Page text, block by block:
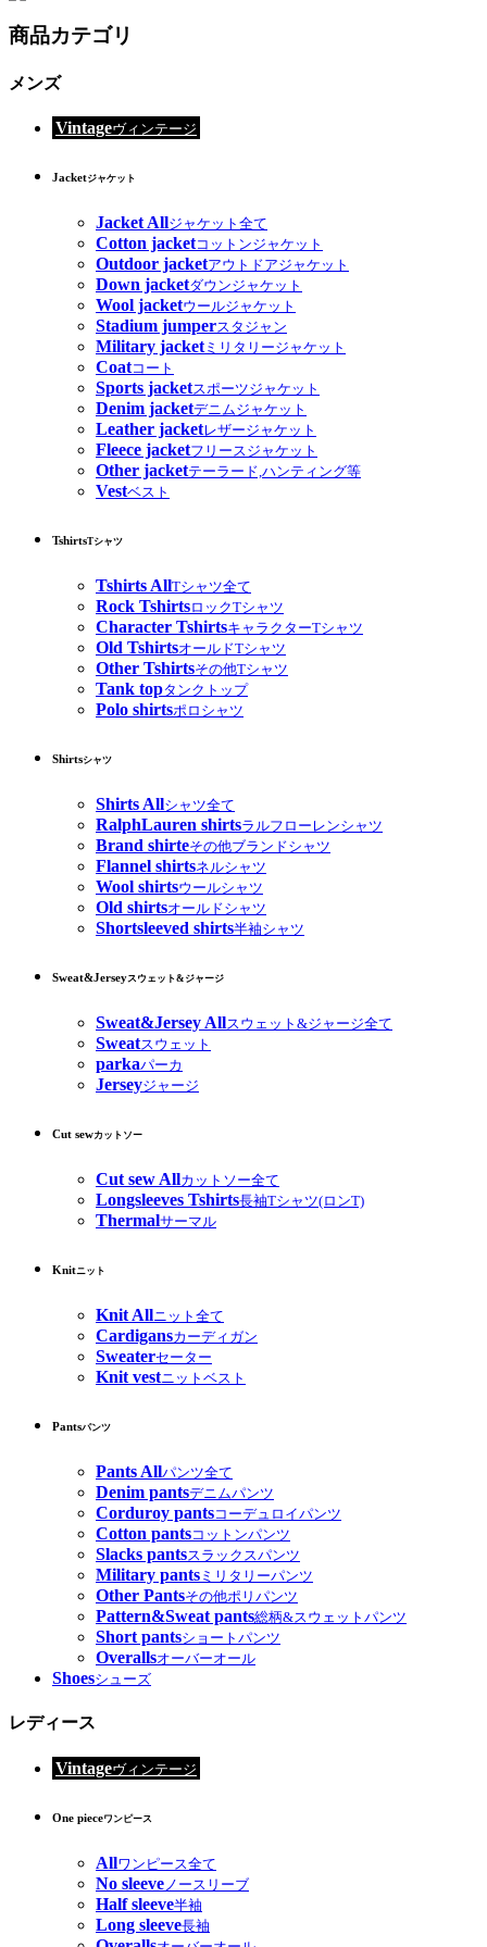
商品カテゴリ
メンズ
Vintageヴィンテージ
Jacketジャケット
Jacket Allジャケット全て
Cotton jacketコットンジャケット
Outdoor jacketアウトドアジャケット
Down jacketダウンジャケット
Wool jacketウールジャケット
Stadium jumperスタジャン
Military jacketミリタリージャケット
Coatコート
Sports jacketスポーツジャケット
Denim jacketデニムジャケット
Leather jacketレザージャケット
Fleece jacketフリースジャケット
Other jacketテーラード,ハンティング等
Vestベスト
TshirtsTシャツ
Tshirts AllTシャツ全て
Rock TshirtsロックTシャツ
Character TshirtsキャラクターTシャツ
Old TshirtsオールドTシャツ
Other Tshirtsその他Tシャツ
Tank topタンクトップ
Polo shirtsポロシャツ
Shirtsシャツ
Shirts Allシャツ全て
RalphLauren shirtsラルフローレンシャツ
Brand shirteその他ブランドシャツ
Flannel shirtsネルシャツ
Wool shirtsウールシャツ
Old shirtsオールドシャツ
Shortsleeved shirts半袖シャツ
Sweat&Jerseyスウェット&ジャージ
Sweat&Jersey Allスウェット&ジャージ全て
Sweatスウェット
parkaパーカ
Jerseyジャージ
Cut sewカットソー
Cut sew Allカットソー全て
Longsleeves Tshirts長袖Tシャツ(ロンT)
Thermalサーマル
Knitニット
Knit Allニット全て
Cardigansカーディガン
Sweaterセーター
Knit vestニットベスト
Pantsパンツ
Pants Allパンツ全て
Denim pantsデニムパンツ
Corduroy pantsコーデュロイパンツ
Cotton pantsコットンパンツ
Slacks pantsスラックスパンツ
Military pants ミリタリーパンツ
Other Pantsその他ポリパンツ
Pattern&Sweat pants総柄&スウェットパンツ
Short pantsショートパンツ
Overallsオーバーオール
Shoesシューズ
レディース
Vintageヴィンテージ
One pieceワンピース
Allワンピース全て
No sleeve ノースリーブ
Half sleeve半袖
Long sleeve長袖